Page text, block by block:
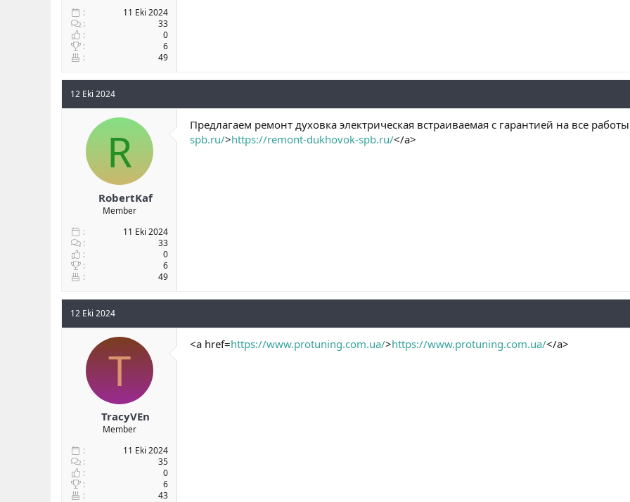
11 Eki 2024
33
0
6
49
12 Eki 2024
R
RobertKaf
Member
11 Eki 2024
33
0
6
49
Предлагаем ремонт духовка электрическая встраиваемая с гарантией на все
spb.ru/>https://remont-dukhovok-spb.ru/</a>
12 Eki 2024
T
TracyVEn
Member
11 Eki 2024
35
0
6
43
<a href=https://www.protuning.com.ua/>https://www.protuning.com.ua/</a>